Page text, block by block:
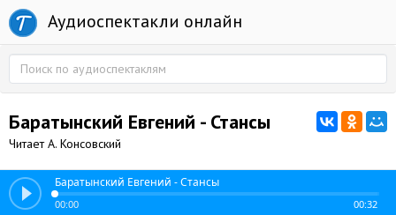
Аудиоспектакли онлайн
Баратынский Евгений - Стансы
Читает А. Консовский
Баратынский Евгений - Стансы
00:00 00:32